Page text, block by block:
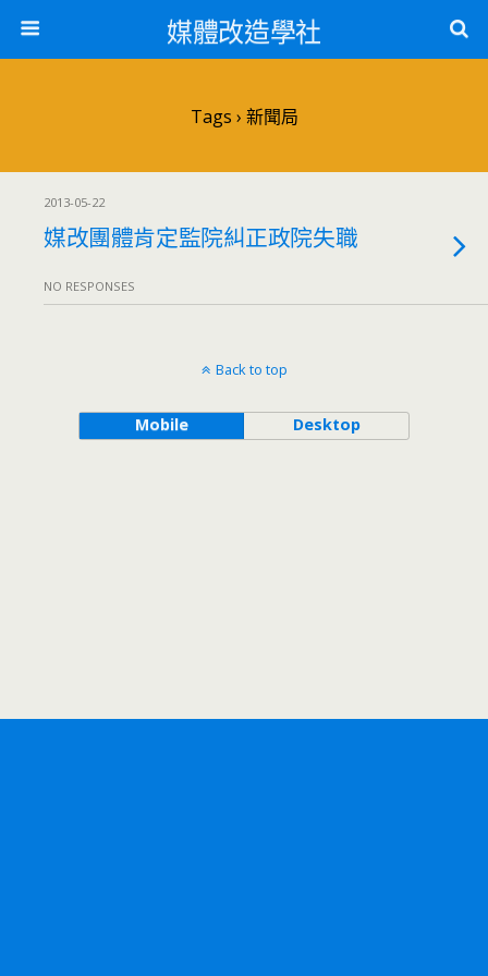
媒體改造學社
Tags › 新聞局
2013-05-22
媒改團體肯定監院糾正政院失職
NO RESPONSES
Back to top
Mobile Desktop